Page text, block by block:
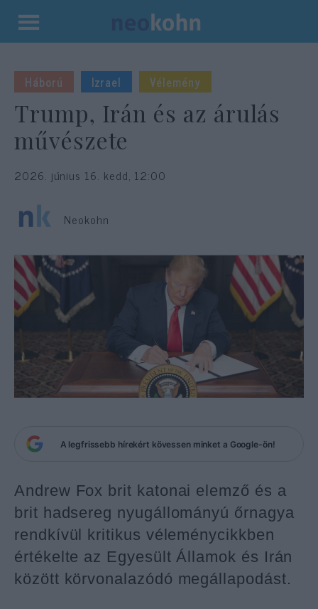
Kilépés
tartalomba
Háború Izrael Vélemény
Trump, Irán és az árulás
művészete
2026. június 16. kedd, 12:00
Neokohn
A legfrissebb hírekért kövessen minket a Google-ön!
Andrew Fox brit katonai elemző és a
brit hadsereg nyugállományú őrnagya
rendkívül kritikus véleménycikkben
értékelte az Egyesült Államok és Irán
között körvonalazódó megállapodást.